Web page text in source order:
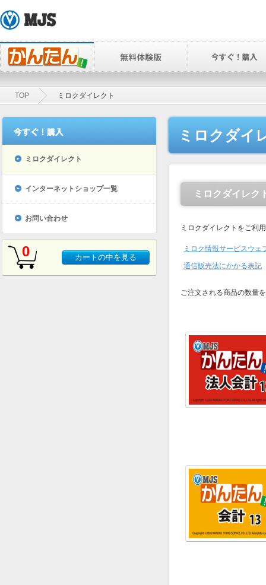
TOP ミロクダイレクト
ミロクダイ
ミロクダイレク
ミロクダイレクトをご利
ミロク情報サービスウェ
通信販売法にかかる表記
ご注文される商品の数量
ミロクダイレクト
インターネットショップ一覧
お問い合わせ
カートの中を見る
0